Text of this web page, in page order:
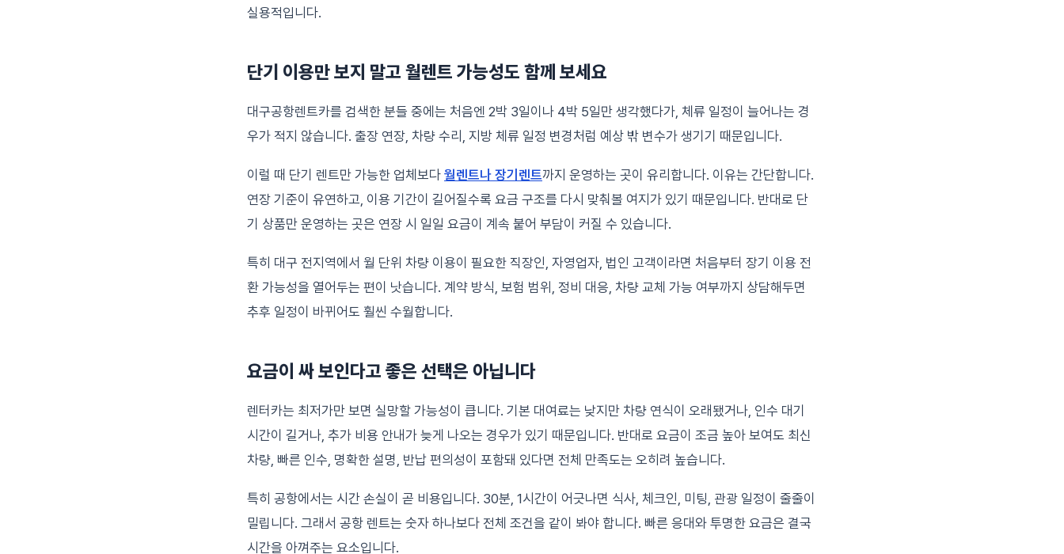
실용적입니다.
단기 이용만 보지 말고 월렌트 가능성도 함께 보세요
대구공항렌트카를 검색한 분들 중에는 처음엔 2박 3일이나 4박 5일만 생각했다가, 체류 일정이 늘어나는 경
우가 적지 않습니다. 출장 연장, 차량 수리, 지방 체류 일정 변경처럼 예상 밖 변수가 생기기 때문입니다.
이럴 때 단기 렌트만 가능한 업체보다 월렌트나 장기렌트까지 운영하는 곳이 유리합니다. 이유는 간단합니다.
연장 기준이 유연하고, 이용 기간이 길어질수록 요금 구조를 다시 맞춰볼 여지가 있기 때문입니다. 반대로 단
기 상품만 운영하는 곳은 연장 시 일일 요금이 계속 붙어 부담이 커질 수 있습니다.
특히 대구 전지역에서 월 단위 차량 이용이 필요한 직장인, 자영업자, 법인 고객이라면 처음부터 장기 이용 전
환 가능성을 열어두는 편이 낫습니다. 계약 방식, 보험 범위, 정비 대응, 차량 교체 가능 여부까지 상담해두면
추후 일정이 바뀌어도 훨씬 수월합니다.
요금이 싸 보인다고 좋은 선택은 아닙니다
렌터카는 최저가만 보면 실망할 가능성이 큽니다. 기본 대여료는 낮지만 차량 연식이 오래됐거나, 인수 대기
시간이 길거나, 추가 비용 안내가 늦게 나오는 경우가 있기 때문입니다. 반대로 요금이 조금 높아 보여도 최신
차량, 빠른 인수, 명확한 설명, 반납 편의성이 포함돼 있다면 전체 만족도는 오히려 높습니다.
특히 공항에서는 시간 손실이 곧 비용입니다. 30분, 1시간이 어긋나면 식사, 체크인, 미팅, 관광 일정이 줄줄이
밀립니다. 그래서 공항 렌트는 숫자 하나보다 전체 조건을 같이 봐야 합니다. 빠른 응대와 투명한 요금은 결국
시간을 아껴주는 요소입니다.